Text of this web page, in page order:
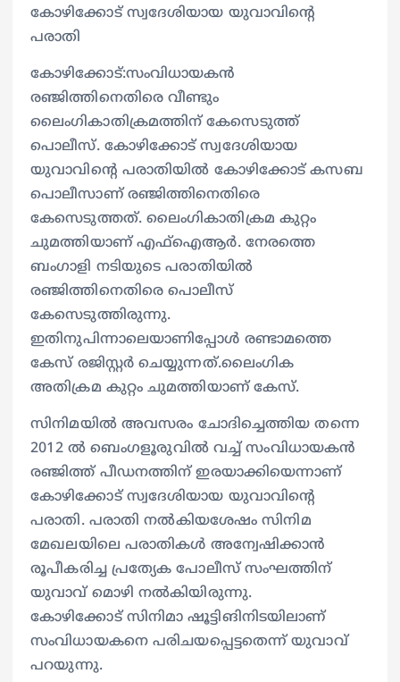
കോഴിക്കോട് സ്വദേശിയായ യുവാവിന്‍റെ
പരാതി
കോഴിക്കോട്:സംവിധായകൻ
രഞ്ജിത്തിനെതിരെ വീണ്ടും
ലൈംഗികാതിക്രമത്തിന് കേസെടുത്ത്
പൊലീസ്. കോഴിക്കോട് സ്വദേശിയായ
യുവാവിന്‍റെ പരാതിയിൽ കോഴിക്കോട് കസബ
പൊലീസാണ് രഞ്ജിത്തിനെതിരെ
കേസെടുത്തത്. ലൈംഗികാതിക്രമ കുറ്റം
ചുമത്തിയാണ് എഫ്ഐആര്‍. നേരത്തെ
ബംഗാളി നടിയുടെ പരാതിയിൽ
രഞ്ജിത്തിനെതിരെ പൊലീസ്
കേസെടുത്തിരുന്നു.
ഇതിനുപിന്നാലെയാണിപ്പോള്‍ രണ്ടാമത്തെ
കേസ് രജിസ്റ്റര്‍ ചെയ്യുന്നത്.ലൈംഗിക
അതിക്രമ കുറ്റം ചുമത്തിയാണ് കേസ്.
സിനിമയിൽ അവസരം ചോദിച്ചെത്തിയ തന്നെ
2012 ൽ ബെംഗളൂരുവിൽ വച്ച് സംവിധായകൻ
രഞ്ജിത്ത് പീഡനത്തിന് ഇരയാക്കിയെന്നാണ്
കോഴിക്കോട് സ്വദേശിയായ യുവാവിന്‍റെ
പരാതി. പരാതി നല്‍കിയശേഷം സിനിമ
മേഖലയിലെ പരാതികൾ അന്വേഷിക്കാൻ
രൂപീകരിച്ച പ്രത്യേക പോലീസ് സംഘത്തിന്
യുവാവ് മൊഴി നൽകിയിരുന്നു.
കോഴിക്കോട് സിനിമാ ഷൂട്ടിങിനിടയിലാണ്
സംവിധായകനെ പരിചയപ്പെട്ടതെന്ന് യുവാവ്
പറയുന്നു.